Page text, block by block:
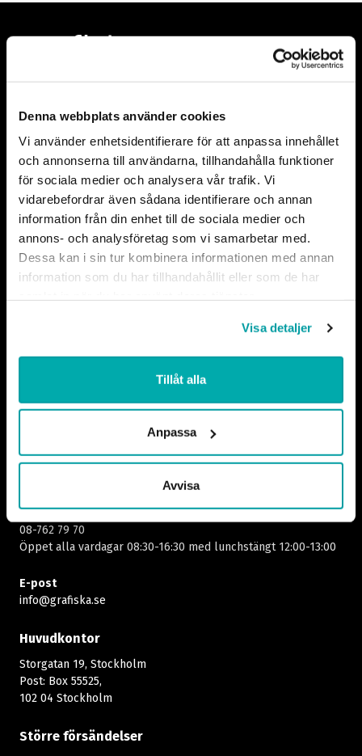
Denna webbplats använder cookies
Vi använder enhetsidentifierare för att anpassa innehållet
och annonserna till användarna, tillhandahålla funktioner
för sociala medier och analysera vår trafik. Vi
vidarebefordrar även sådana identifierare och annan
information från din enhet till de sociala medier och
annons- och analysföretag som vi samarbetar med.
Dessa kan i sin tur kombinera informationen med annan
information som du har tillhandahållit eller som de har
Visa detaljer
Tillåt alla
Anpassa
Avvisa
Footer
Hitta direkt
Arbetsgivarstöd
Fokusfrågor
Medlemskap
Nyhetscenter
Om oss
In English
Integritet
Integritet och behandling av
personuppgifter
Om cookies
Cookieinställningar
Fakturering
Hör gärna av dig till oss
08-762 68 00
Arbetsgivarjour
08-762 79 70
Öppet alla vardagar 08:30-16:30 med lunchstängt 12:00-13:00​
E-post
info@grafiska.se
Huvudkontor
Storgatan 19, Stockholm
Post: Box 55525,
102 04 Stockholm
Större försändelser